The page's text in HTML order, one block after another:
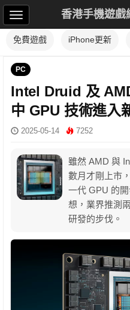
香港手機遊
免費遊戲 iPhone更新
PC
Intel Druid 及
中 GPU 技術進入
2025-05-14 7252
雖然 AMD 與
數月才剛上市
一代 GPU 的
想，業界推測
研發的步伐。